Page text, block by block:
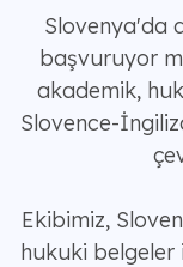
Slovenya'da
başvuruyor
akademik,
Slovence-
Ekibimiz,
hukuki belgeler